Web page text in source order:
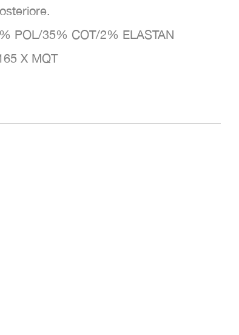
POL/35% COT/2% ELASTAN
X MQT